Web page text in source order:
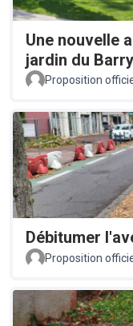
Une nouvelle
jardin du Barry
Proposition
Débitumer
Proposition